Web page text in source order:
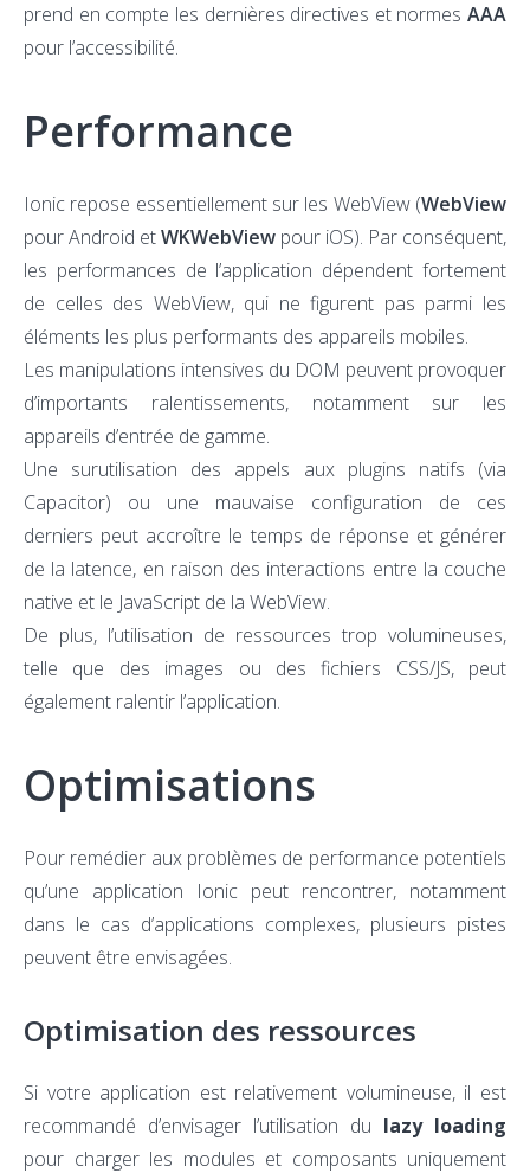
prend en compte les dernières directives et normes AAA
pour l’accessibilité.
Performance
Ionic repose essentiellement sur les WebView (WebView
pour Android etWKWebView pour iOS). Par conséquent,
les performances de l’application dépendent fortement
de celles des WebView, qui ne figurent pas parmi les
éléments les plus performants des appareils mobiles.
Les manipulations intensives du DOM peuvent provoquer
d’importants ralentissements, notamment sur les
appareils d’entrée de gamme.
Une surutilisation des appels aux plugins natifs (via
Capacitor) ou une mauvaise configuration de ces
derniers peut accroître le temps de réponse et générer
de la latence, en raison des interactions entre la couche
native et le JavaScript de la WebView.
De plus, l’utilisation de ressources trop volumineuses,
telle que des images ou des fichiers CSS/JS, peut
également ralentir l’application.
Optimisations
Pour remédier aux problèmes de performance potentiels
qu’une application Ionic peut rencontrer, notamment
dans le cas d’applications complexes, plusieurs pistes
peuvent être envisagées.
Optimisation des ressources
Si votre application est relativement volumineuse, il est
recommandé d’envisager l’utilisation du lazy loading
pour charger les modules et composants uniquement